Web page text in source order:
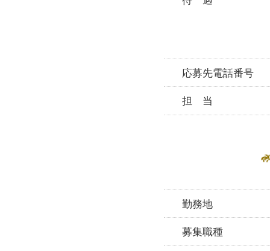
応募先電話番号
担 当
勤務地
募集職種